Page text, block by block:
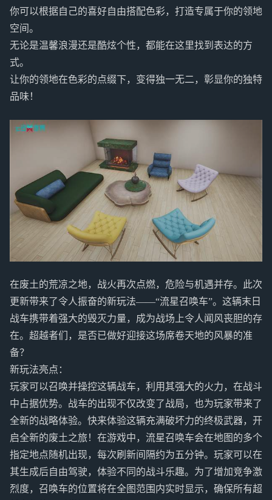
你可以根据自己的喜好自由搭配色彩，打造专属于你的领地
空间。
无论是温馨浪漫还是酷炫个性，都能在这里找到表达的方
式。
让你的领地在色彩的点缀下，变得独一无二，彰显你的独特
品味！
在废土的荒凉之地，战火再次点燃，危险与机遇并存。此次
更新带来了令人振奋的新玩法——“流星召唤车”。这辆末日
战车携带着强大的毁灭力量，成为战场上令人闻风丧胆的存
在。超越者们，是否已做好迎接这场席卷天地的风暴的准
备？
新玩法亮点：
玩家可以召唤并操控这辆战车，利用其强大的火力，在战斗
中占据优势。战车的出现不仅改变了战局，也为玩家带来了
全新的战略体验。快来体验这辆充满破坏力的终极武器，开
启全新的废土之旅！在游戏中，流星召唤车会在地图的多个
指定地点随机出现，每次刷新间隔约为五分钟。玩家可以在
其生成后自由驾驶，体验不同的战斗乐趣。为了增加竞争激
烈度，召唤车的位置将在全图范围内实时显示，确保所有超